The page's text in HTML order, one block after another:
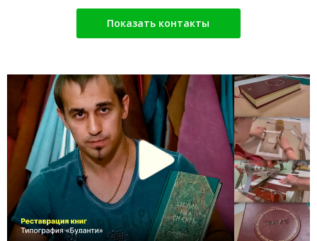
Показать контакты